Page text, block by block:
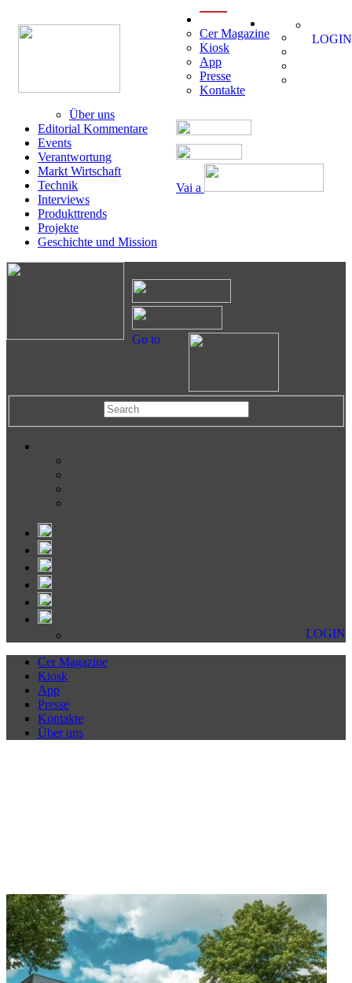
Vai a
Cer Magazine
Kiosk
App
Presse
Kontakte
Über uns
Editorial Kommentare
Events
Verantwortung
Markt Wirtschaft
Technik
Interviews
Produkttrends
Projekte
Geschichte und Mission
LOGIN
Go to
LOGIN
Cer Magazine
Kiosk
App
Presse
Kontakte
Über uns